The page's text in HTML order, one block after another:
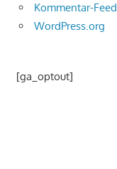
Kommentar-Feed
WordPress.org
[ga_optout]